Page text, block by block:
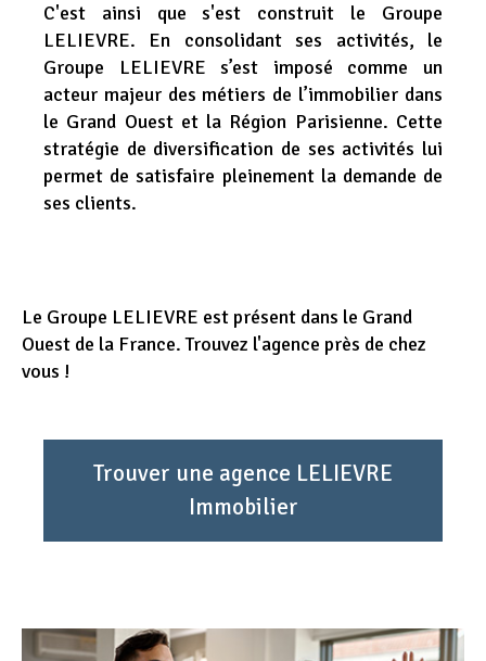
Nous rejoindre
C'est ainsi que s'est construit le Groupe
LELIEVRE. En consolidant ses activités, le
Groupe LELIEVRE s’est imposé comme un
acteur majeur des métiers de l’immobilier dans
le Grand Ouest et la Région Parisienne. Cette
stratégie de diversification de ses activités lui
permet de satisfaire pleinement la demande de
ses clients.
Le Groupe LELIEVRE est présent dans le Grand
Ouest de la France. Trouvez l'agence près de chez
vous !
Trouver une agence LELIEVRE
Immobilier